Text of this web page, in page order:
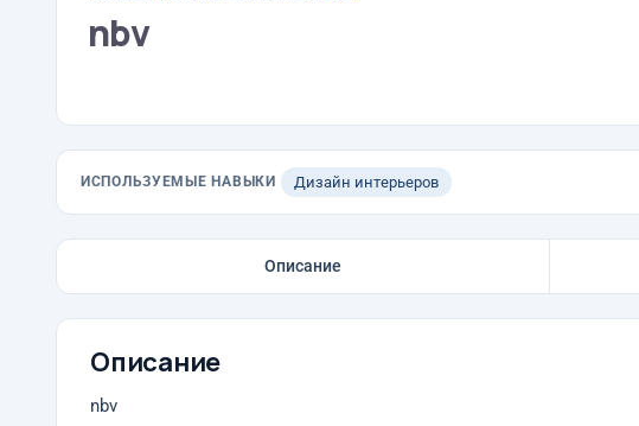
nbv
ИСПОЛЬЗУЕМЫЕ НАВЫКИ Дизайн интерьеров
Описание
Описание
nbv